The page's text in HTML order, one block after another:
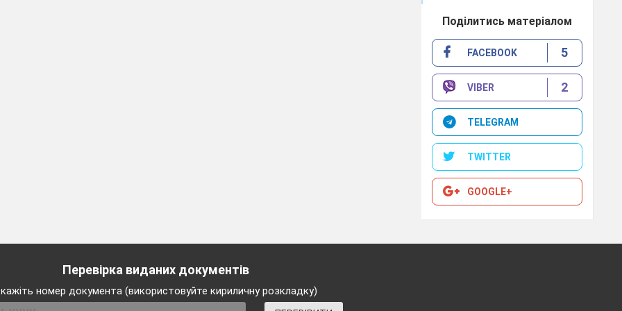
Поділитись матеріалом
FACEBOOK 5
VIBER 2
TELEGRAM
TWITTER
GOOGLE+
Перевірка виданих документів
номер документа (використовуйте кириличну розкладку)